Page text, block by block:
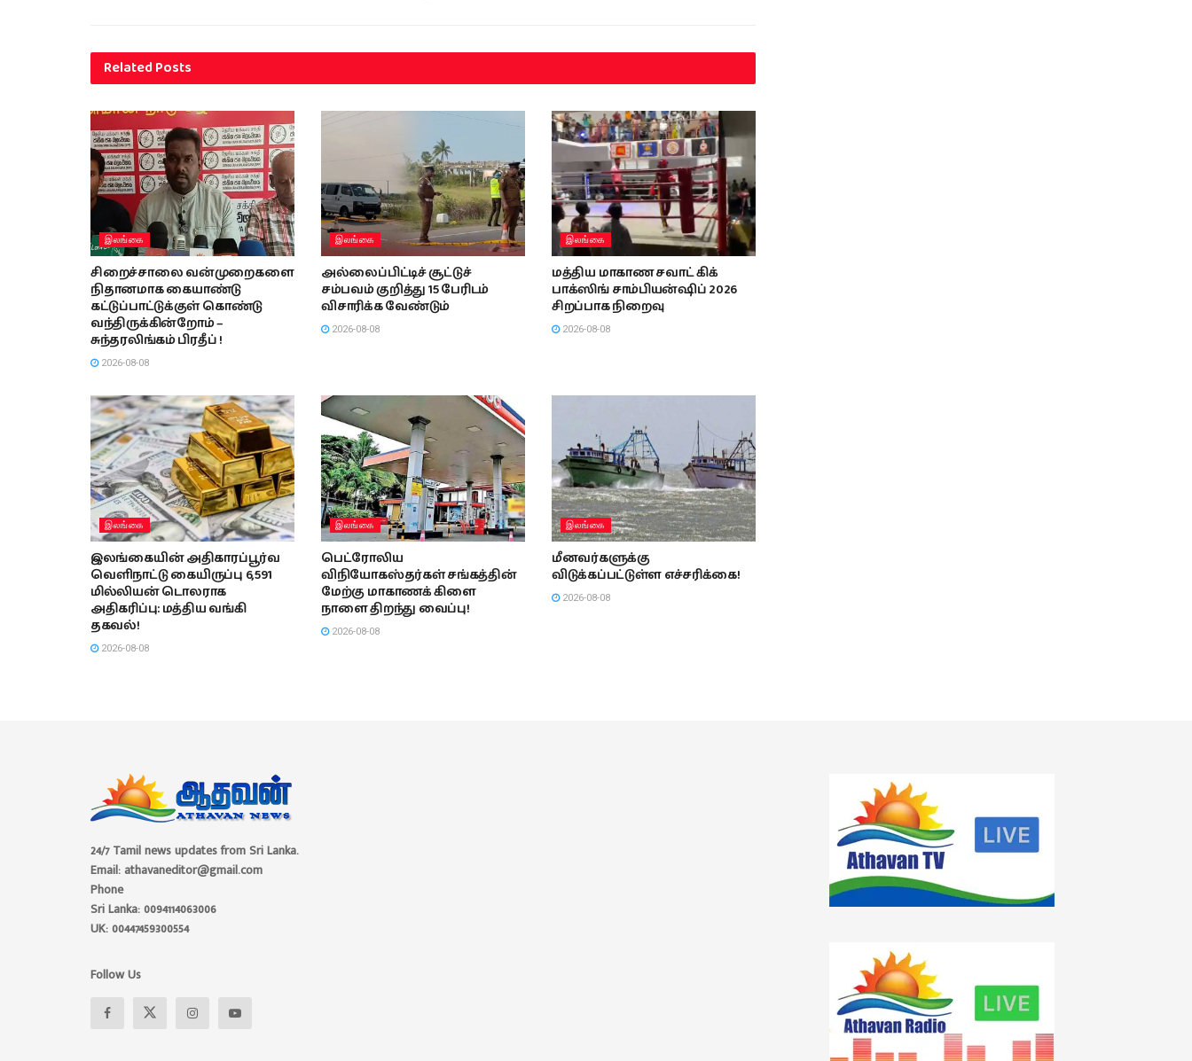
RelatedPosts
இலங்கை
சிறைச்சாலை வன்முறைகளை
நிதானமாக கையாண்டு
கட்டுப்பாட்டுக்குள் கொண்டு
வந்திருக்கின்றோம் –
சுந்தரலிங்கம் பிரதீப் !
2026-08-08
இலங்கை
அல்லைப்பிட்டிச் சூட்டுச்
சம்பவம் குறித்து 15 பேரிடம்
விசாரிக்க வேண்டும்
2026-08-08
இலங்கை
மத்திய மாகாண சவாட் கிக்
பாக்ஸிங் சாம்பியன்ஷிப் 2026
சிறப்பாக நிறைவு
2026-08-08
இலங்கை
இலங்கையின் அதிகாரப்பூர்வ
வெளிநாட்டு கையிருப்பு 6,591
மில்லியன் டொலராக
அதிகரிப்பு: மத்திய வங்கி
தகவல்!
2026-08-08
இலங்கை
பெட்ரோலிய
விநியோகஸ்தர்கள் சங்கத்தின்
மேற்கு மாகாணக் கிளை
நாளை திறந்து வைப்பு!
2026-08-08
இலங்கை
மீனவர்களுக்கு
விடுக்கப்பட்டுள்ள எச்சரிக்கை!
2026-08-08
24/7 Tamil news updates from Sri Lanka.
Email: athavaneditor@gmail.com
Phone
Sri Lanka: 0094114063006
UK: 00447459300554
Follow Us